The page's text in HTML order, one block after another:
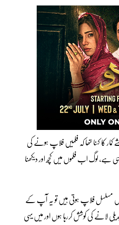
کا کہنا تھا کہ فلمیں فلاپ ہونے کی
ہے، لوگ اب فلموں میں کچھ اور دیکھنا
مسلسل فلاپ ہوتی ہیں تو یہ آپ کے
لانے کی کوشش کررہا ہوں اور میں یہی